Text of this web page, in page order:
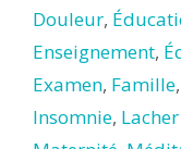
Douleur,
Enseignement,
Examen, Famille,
Insomnie,